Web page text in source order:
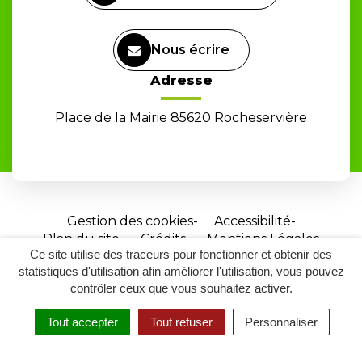
Ce site utilise des traceurs pour fonctionner et obtenir des
statistiques d'utilisation afin améliorer l'utilisation, vous pouvez
contrôler ceux que vous souhaitez activer.
Tout accepter Tout refuser Personnaliser
RECHERCHER
ACCESSIBILITÉ
Nous écrire
Adresse
Place de la Mairie 85620 Rocheservière
Gestion des cookies
Accessibilité
Plan du site
Crédits
Mentions Légales
Site
réalisé
par
Inovagora